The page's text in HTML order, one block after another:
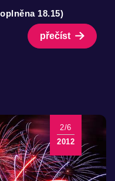
18.15)
přečíst
2/6
2012